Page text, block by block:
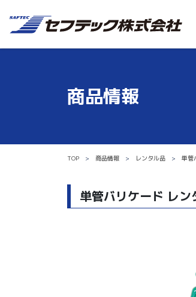
商品情報
TOP 商品情報 レンタル品 単管
単管バリケード レン